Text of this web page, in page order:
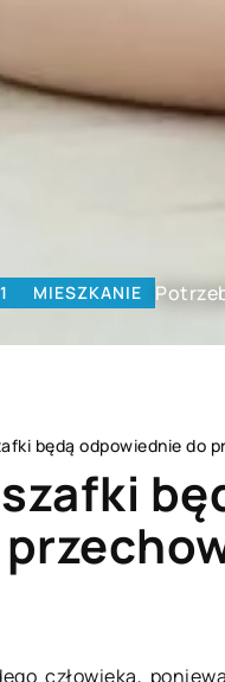
MIESZKANIE
będą odpowiednie do
człowieka,